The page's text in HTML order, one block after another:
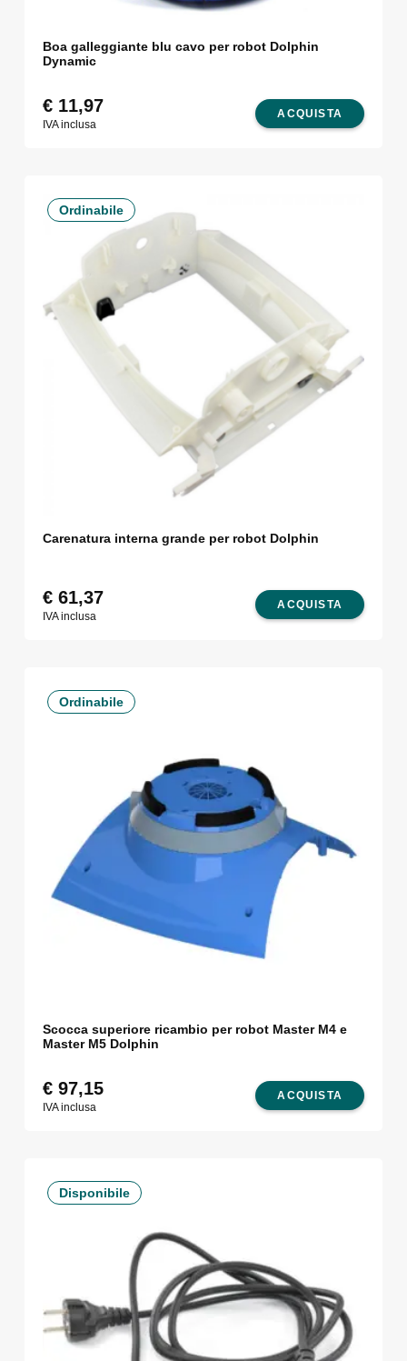
Boa galleggiante blu cavo per robot Dolphin
Dynamic
ACQUISTA
€11,97
IVA inclusa
Ordinabile
Carenatura interna grande per robot Dolphin
ACQUISTA
€61,37
IVA inclusa
Ordinabile
Scocca superiore ricambio per robot Master M4 e
Master M5 Dolphin
ACQUISTA
€97,15
IVA inclusa
Disponibile